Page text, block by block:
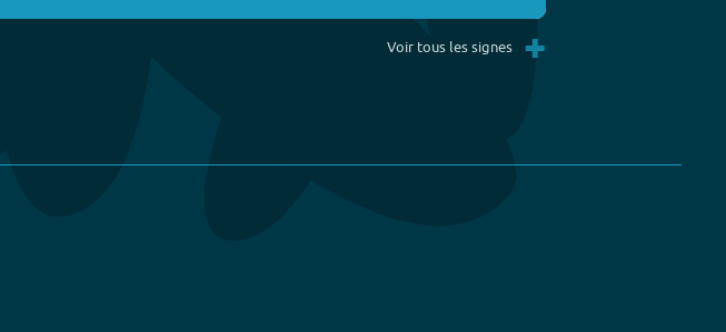
Voir tous les signes +